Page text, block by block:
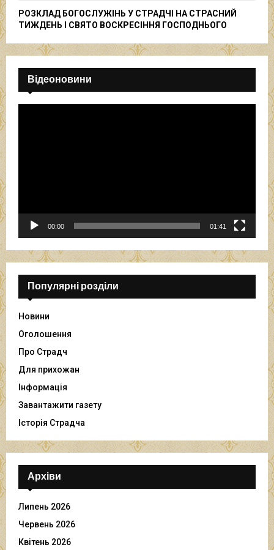
РОЗКЛАД БОГОСЛУЖІНЬ У СТРАДЧІ НА СТРАСНИЙ
ТИЖДЕНЬ І СВЯТО ВОСКРЕСІННЯ ГОСПОДНЬОГО
Відеоновини
г
а
в
а
ч
00:00 01:41
Популярні розділи
Новини
Оголошення
Про Страдч
Для прихожан
Інформація
Завантажити газету
Історія Страдча
Архіви
Липень 2026
Червень 2026
Квітень 2026